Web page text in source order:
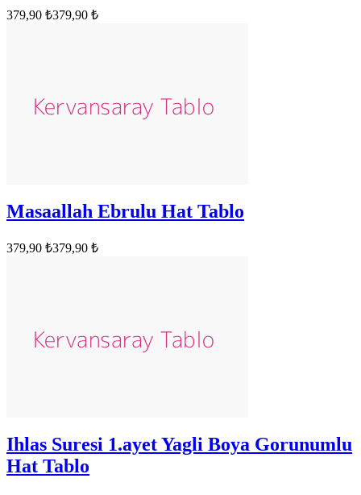
379,90 ₺379,90 ₺
Masaallah Ebrulu Hat Tablo
379,90 ₺379,90 ₺
Ihlas Suresi 1.ayet Yagli Boya Gorunumlu
Hat Tablo